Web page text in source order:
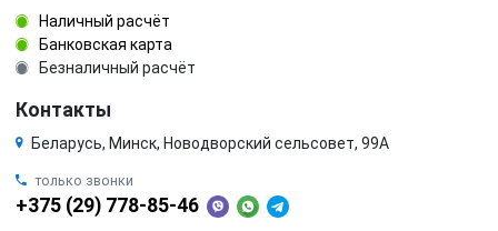
Наличный расчёт
Банковская карта
Безналичный расчёт
Контакты
Беларусь, Минск, Новодворский сельсовет, 99А
только звонки
+375 (29) 778-85-46